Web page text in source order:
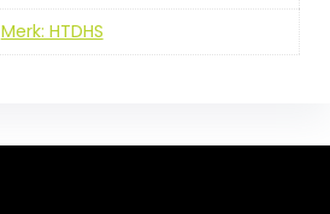
Merk: HTDHS